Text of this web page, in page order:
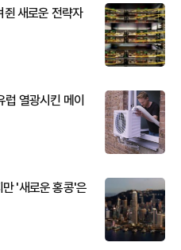
새로운 전략자
열광시킨 메이
'새로운 홍콩'은